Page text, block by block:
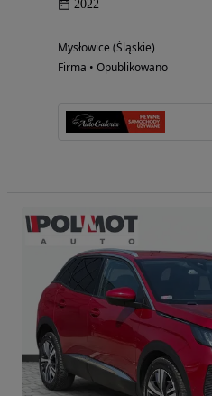
2022
Mysłowice (Śląskie)
Firma • Opublikowano